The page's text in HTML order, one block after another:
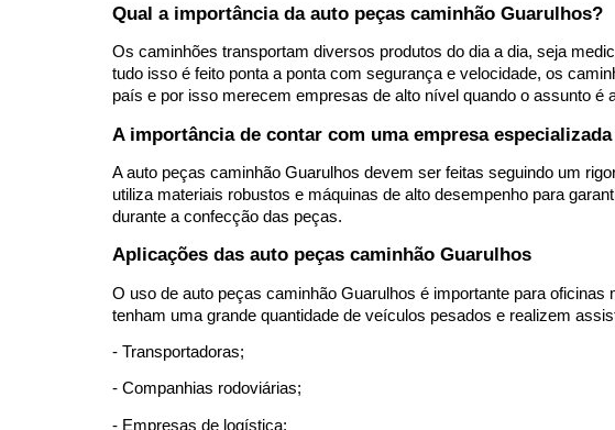
Qual a importância da auto peças caminhão Guarulhos?
Os caminhões transportam diversos produtos do dia a dia, seja
tudo isso é feito ponta a ponta com segurança e velocidade, os
país e por isso merecem empresas de alto nível quando o assunto é
A importância de contar com uma empresa
A auto peças caminhão Guarulhos devem ser feitas seguindo um
utiliza materiais robustos e máquinas de alto desempenho para
durante a confecção das peças.
Aplicações das auto peças caminhão Guarulhos
O uso de auto peças caminhão Guarulhos é importante para
tenham uma grande quantidade de veículos pesados e realizem
- Transportadoras;
- Companhias rodoviárias;
- Empresas de logística;